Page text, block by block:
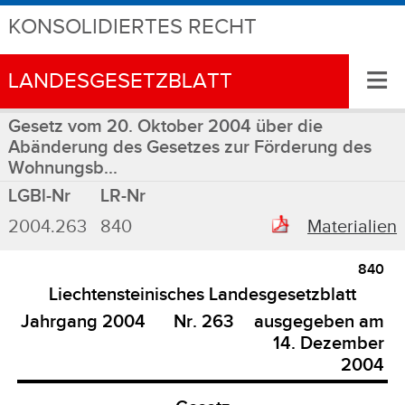
KONSOLIDIERTES RECHT
LANDESGESETZBLATT ≡
Gesetz vom 20. Oktober 2004 über die
Abänderung des Gesetzes zur Förderung des
Wohnungsb...
LGBl-Nr
LR-Nr
2004.263
840 Materialien